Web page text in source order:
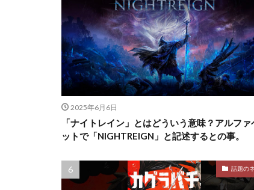
2025年6月6日
「ナイトレイン」とはどういう意味？アルファ
ットで「NIGHTREIGN」と記述するとの事。
話題の